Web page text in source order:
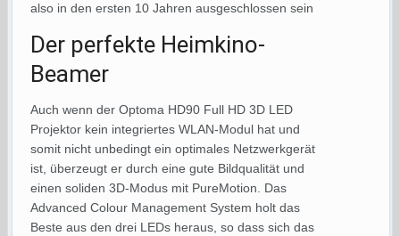
also in den ersten 10 Jahren ausgeschlossen sein
Der perfekte Heimkino-
Beamer
Auch wenn der Optoma HD90 Full HD 3D LED
Projektor kein integriertes WLAN-Modul hat und
somit nicht unbedingt ein optimales Netzwerkgerät
ist, überzeugt er durch eine gute Bildqualität und
einen soliden 3D-Modus mit PureMotion. Das
Advanced Colour Management System holt das
Beste aus den drei LEDs heraus, so dass sich das